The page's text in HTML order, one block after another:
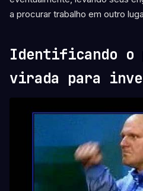
a procurar trabalho em outro
Identificando o
virada para